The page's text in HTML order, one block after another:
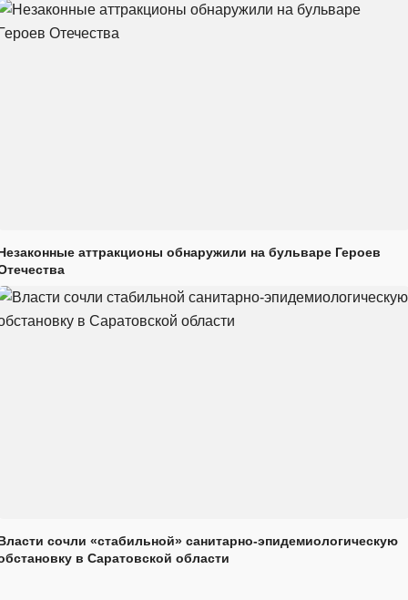
аттракционы обнаружили на бульваре Героев
сочли «стабильной» санитарно-эпидемиологическую
в Саратовской области